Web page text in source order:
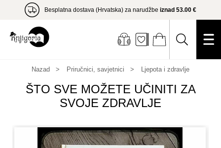
Besplatna dostava (Hrvatska) za narudžbe iznad 53.00 €
Nazad Priručnici, savjetnici Ljepota i zdravlje
ŠTO SVE MOŽETE UČINITI ZA
SVOJE ZDRAVLJE